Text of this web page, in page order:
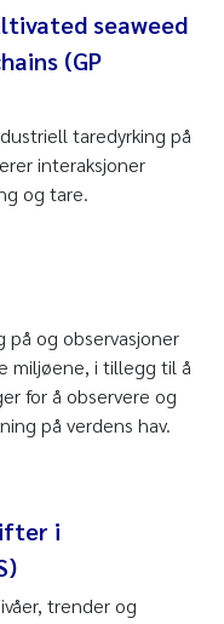
seaweed
(GP
taredyrking på
interaksjoner
og tare.
på og observasjoner
miljøene, i tillegg til å
for å observere og
på verdens hav.
i
trender og